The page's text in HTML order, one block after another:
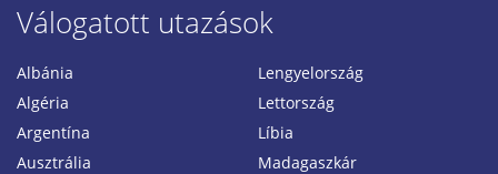
Válogatott utazások
Albánia
Algéria
Argentína
Ausztrália
Lengyelország
Lettország
Líbia
Madagaszkár